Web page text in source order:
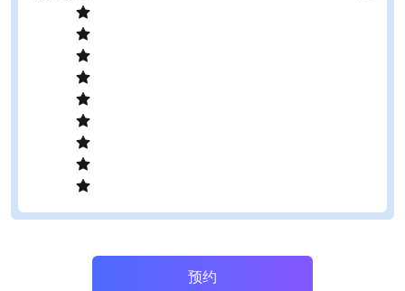
预约